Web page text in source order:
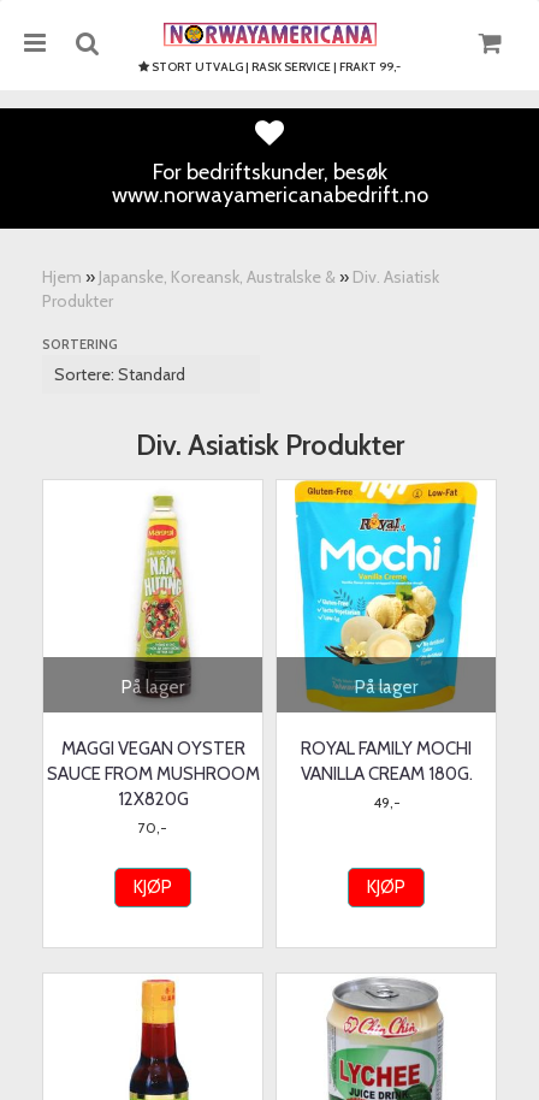
STORT UTVALG | RASK SERVICE | FRAKT 99,-
For bedriftskunder, besøk
www.norwayamericanabedrift.no
Hjem » Japanske, Koreansk, Australske & » Div. Asiatisk
Produkter
SORTERING
Div. Asiatisk Produkter
På lager
MAGGI VEGAN OYSTER
SAUCE FROM MUSHROOM
12X820G
70,-
KJØP
På lager
ROYAL FAMILY MOCHI
VANILLA CREAM 180G.
49,-
KJØP